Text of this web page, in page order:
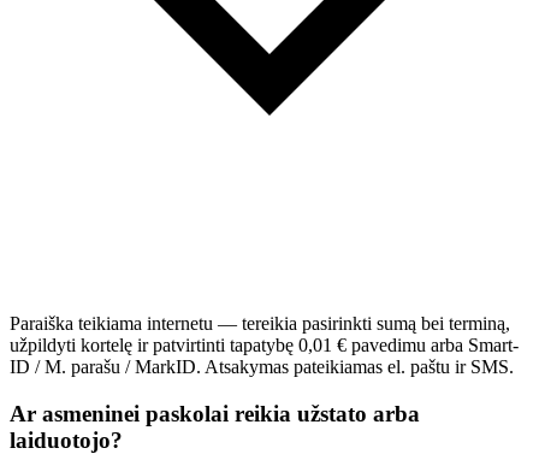
Paraiška teikiama internetu — tereikia pasirinkti sumą bei terminą,
užpildyti kortelę ir patvirtinti tapatybę 0,01 € pavedimu arba Smart-
ID / M. parašu / MarkID. Atsakymas pateikiamas el. paštu ir SMS.
Ar asmeninei paskolai reikia užstato arba
laiduotojo?